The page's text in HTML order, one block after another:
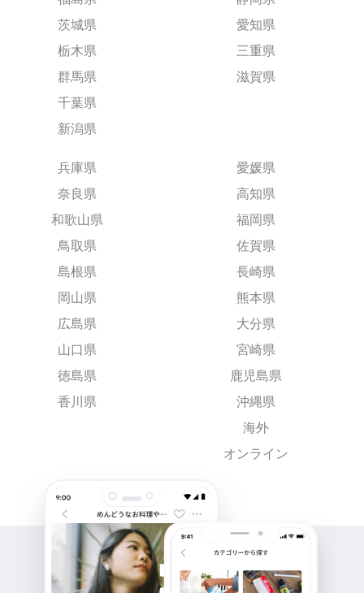
茨城県
栃木県
群馬県
千葉県
新潟県
愛知県
三重県
滋賀県
兵庫県
奈良県
和歌山県
鳥取県
島根県
岡山県
広島県
山口県
徳島県
香川県
愛媛県
高知県
福岡県
佐賀県
長崎県
熊本県
大分県
宮崎県
鹿児島県
沖縄県
海外
オンライン